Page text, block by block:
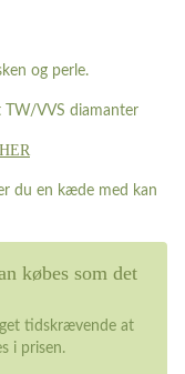
og perle.
TW/VVS diamanter
HER
du en kæde med kan
købes som det
tidskrævende at
i prisen.